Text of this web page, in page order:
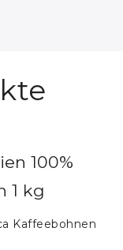
Kaffeebohnen